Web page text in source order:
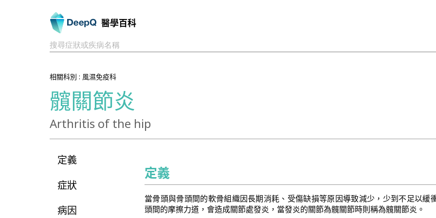
醫學百科
搜尋症狀或疾病名稱
相關科別 : 風濕免疫科
髖關節炎
Arthritis of the hip
定義
症狀
病因
定義
當骨頭與骨頭間的軟骨組織因長期消耗、受傷缺損等原因導致減少，少到不足以緩
頭間的摩擦力道，會造成關節處發炎，當發炎的關節為髖關節時則稱為髖關節炎。